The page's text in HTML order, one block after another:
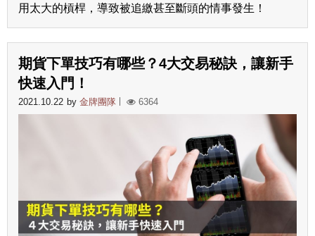
用太大的槓桿，導致被追繳甚至斷頭的情事發生！
期貨下單技巧有哪些？4大交易秘訣，讓新手
快速入門！
2021.10.22 by 金牌團隊 6364